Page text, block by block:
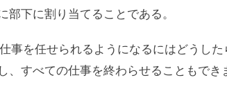
下に割り当てることである。
事を任せられるようになるにはどうした
すべての仕事を終わらせることもでき